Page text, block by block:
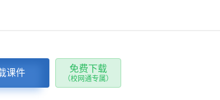
课件 免费下载
（校网通专属）